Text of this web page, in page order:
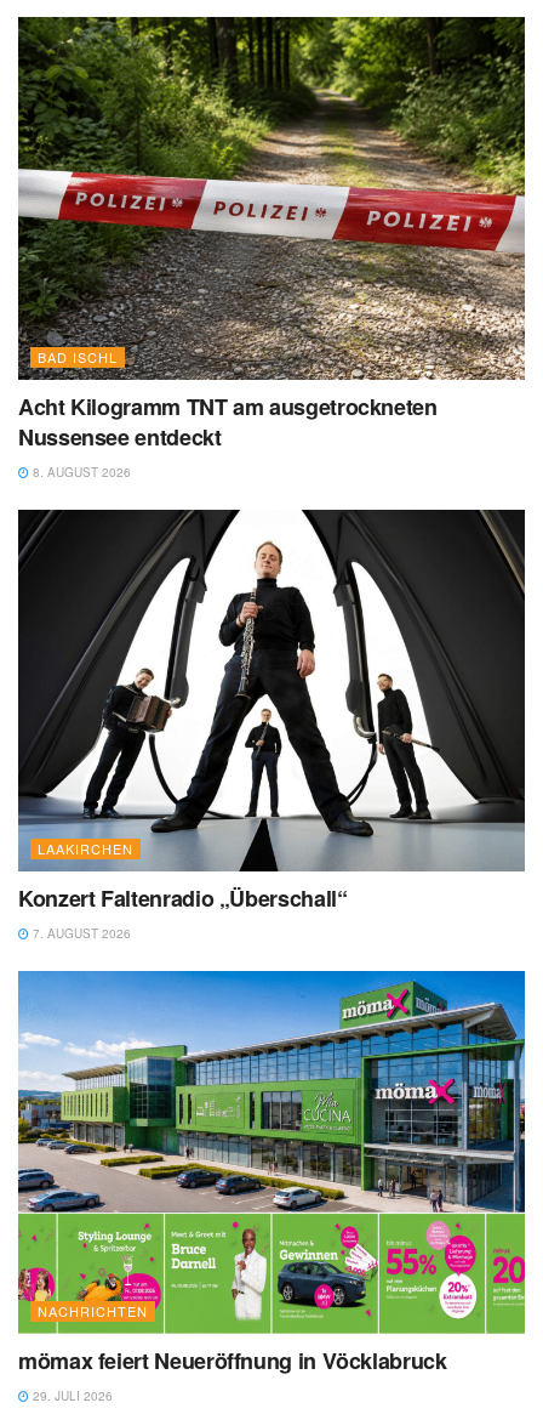
BAD ISCHL
Acht Kilogramm TNT am ausgetrockneten
Nussensee entdeckt
8. AUGUST 2026
LAAKIRCHEN
Konzert Faltenradio „Überschall“
7. AUGUST 2026
NACHRICHTEN
mömax feiert Neueröffnung in Vöcklabruck
29. JULI 2026